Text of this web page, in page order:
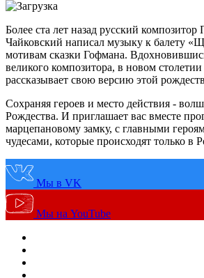
Более ста лет назад русский
Чайковский написал музыку к балету
мотивам сказки Гофмана.
великого композитора, в новом
рассказывает свою версию этой
Сохраняя героев и место действия -
Рождества. И приглашает вас вместе
марцепановому замку, с главными
чудесами, которые происходят только в
Мы в VK
Мы на YouTube